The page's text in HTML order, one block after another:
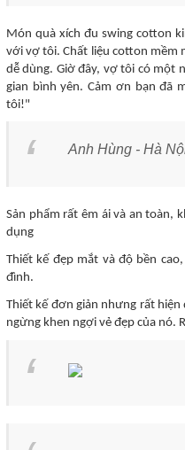
Món quà xích đu swing cotton
với vợ tôi. Chất liệu cotton mềm
dễ dùng. Giờ đây, vợ tôi có một
gian bình yên. Cảm ơn bạn đã
tôi!"
Anh Hùng - Hà
Sản phẩm rất êm ái và an toàn,
dụng
Thiết kế đẹp mắt và độ bền
đình.
Thiết kế đơn giản nhưng rất
ngừng khen ngợi vẻ đẹp của nó.